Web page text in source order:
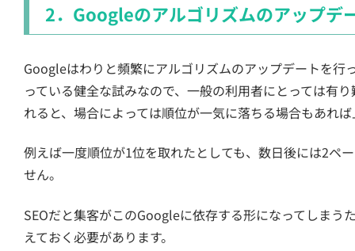
2．Googleのアルゴリズムのアップデ
Googleはわりと頻繁にアルゴリズムのアップデートを行
っている健全な試みなので、一般の利用者にとっては有
れると、場合によっては順位が一気に落ちる場合もあれ
例えば一度順位が1位を取れたとしても、数日後には2ペ
せん。
SEOだと集客がこのGoogleに依存する形になってしま
えておく必要があります。